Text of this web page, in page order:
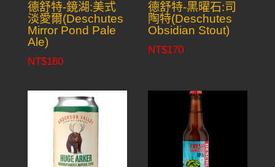
德舒特-鏡湖:美式
淡愛爾(Deschutes
Mirror Pond Pale
Ale)
NT$160
德舒特-黑曜石:司
陶特(Deschutes
Obsidian Stout)
NT$170